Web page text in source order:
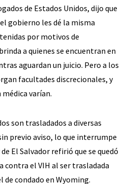
de Estados Unidos, dijo que
gobierno les dé la misma
por motivos de
a quienes se encuentran en
aguardan un juicio. Pero a los
facultades discrecionales, y
varían.
son trasladados a diversas
previo aviso, lo que interrumpe
El Salvador refirió que se quedó
contra el VIH al ser trasladada
de condado en Wyoming.